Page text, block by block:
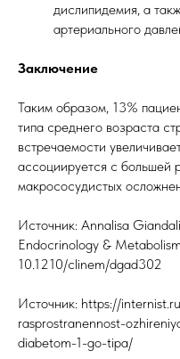
дислипидемия, а
артериального
Заключение
Таким образом, 13%
типа среднего возраста
встречаемости
ассоциируется с большей
макрососудистых
Источник: Annalisa
Endocrinology &
10.1210/clinem/dgad302
Источник: https://
rasprostranennost-
diabetom-1-go-tipa/